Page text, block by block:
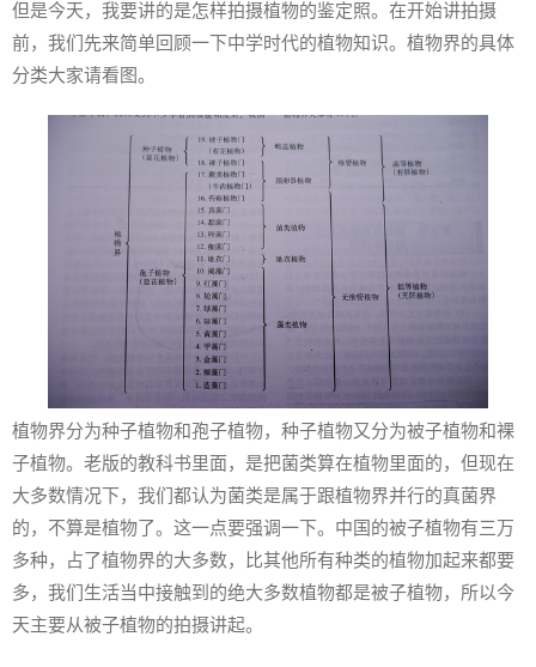
但是今天，我要讲的是怎样拍摄植物的鉴定照。在开始讲拍摄
前，我们先来简单回顾一下中学时代的植物知识。植物界的具体
分类大家请看图。
植物界分为种子植物和孢子植物，种子植物又分为被子植物和裸
子植物。老版的教科书里面，是把菌类算在植物里面的，但现在
大多数情况下，我们都认为菌类是属于跟植物界并行的真菌界
的，不算是植物了。这一点要强调一下。中国的被子植物有三万
多种，占了植物界的大多数，比其他所有种类的植物加起来都要
多，我们生活当中接触到的绝大多数植物都是被子植物，所以今
天主要从被子植物的拍摄讲起。